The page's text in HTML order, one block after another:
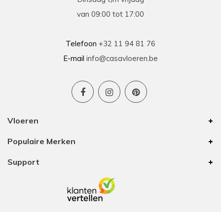
van 09:00 tot 17:00
Telefoon +32 11 94 81 76
E-mail info@casavloeren.be
Vloeren
Populaire Merken
Support